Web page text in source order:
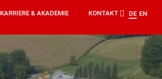
KARRIERE & AKADEMIE KONTAKT DE EN